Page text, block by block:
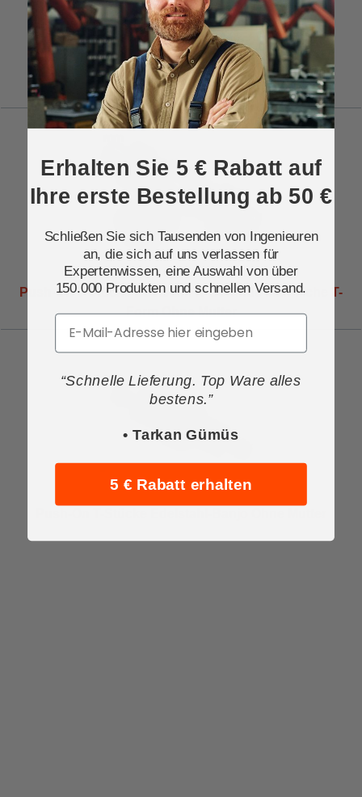
Push-On T-Stücke Edelstahl Ohne Mutter
Push-On T-Stücke Edelstahl R-Gewinde Männliche T-
Form Ohne Mutter
Erhalten Sie 5 € Rabatt auf
Ihre erste Bestellung ab 50 €
Schließen Sie sich Tausenden von Ingenieuren
an, die sich auf uns verlassen für
Expertenwissen, eine Auswahl von über
150.000 Produkten und schnellen Versand.
Email
“Schnelle Lieferung. Top Ware alles
bestens.”
• Tarkan Gümüs
5 € Rabatt erhalten